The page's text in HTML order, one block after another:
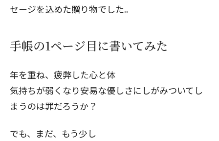
セージを込めた贈り物でした。
手帳の1ページ目に書いてみた
年を重ね、疲弊した心と体
気持ちが弱くなり安易な優しさにしがみついてし
まうのは罪だろうか？
でも、まだ、もう少し